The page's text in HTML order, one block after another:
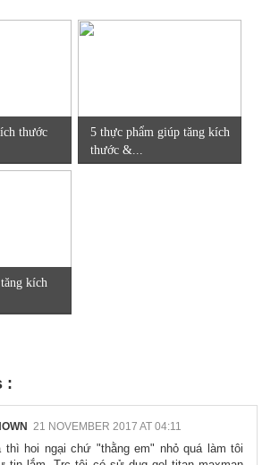
thước
5 thực phẩm giúp tăng kích
thước &...
kích
:
21 NOVEMBER 2017 AT 04:11
thì hoi ngại chứ "thằng em" nhỏ quá làm tôi